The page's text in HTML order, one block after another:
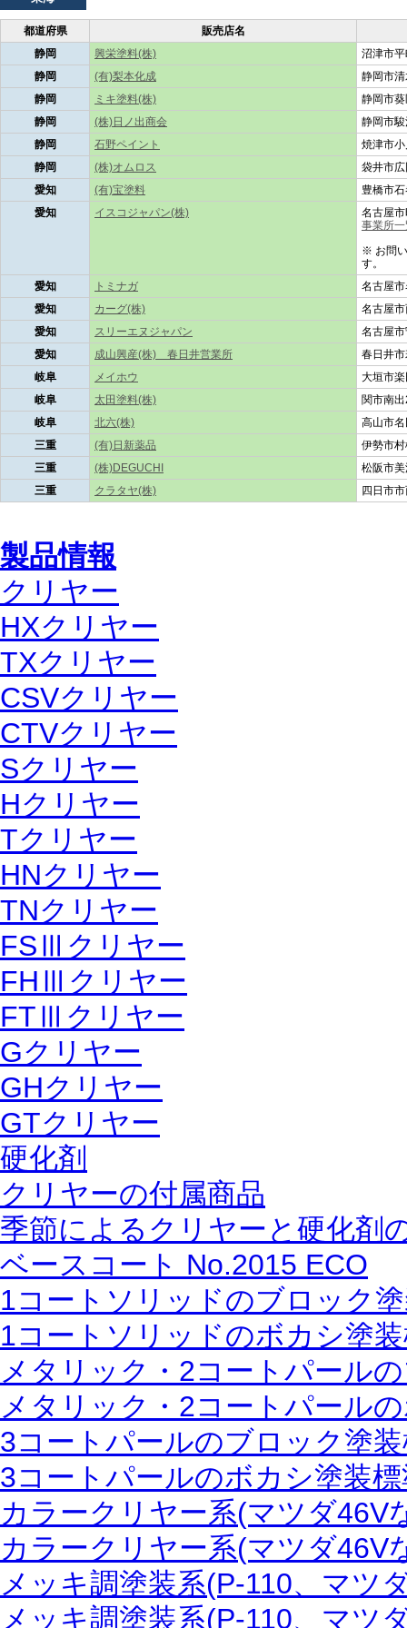
都道府県
販売店名
静岡
興栄塗料(株)
沼津市
静岡
(有)梨本化成
静岡市
静岡
ミキ塗料(株)
静岡市
静岡
(株)日ノ出商会
静岡市
静岡
石野ペイント
焼津市
静岡
(株)オムロス
袋井市
愛知
(有)宝塗料
豊橋市
愛知
イスコジャパン(株)
名古屋
事業所
※ お問
す。
愛知
トミナガ
名古屋
愛知
カーグ(株)
名古屋
愛知
スリーエヌジャパン
名古屋
愛知
成山興産(株) 春日井営業所
春日井
岐阜
メイホウ
大垣市
岐阜
太田塗料(株)
関市南
岐阜
北六(株)
高山市
三重
(有)日新薬品
伊勢市
三重
(株)DEGUCHI
松阪市
三重
クラタヤ(株) 四日市
製品情報
クリヤー
HXクリヤー
TXクリヤー
CSVクリヤー
CTVクリヤー
Sクリヤー
Hクリヤー
Tクリヤー
HNクリヤー
TNクリヤー
FSⅢクリヤー
FHⅢクリヤー
FTⅢクリヤー
Gクリヤー
GHクリヤー
GTクリヤー
硬化剤
クリヤーの付属商品
季節によるクリヤーと硬化剤
ベースコート No.2015 ECO
1コートソリッドのブロック
1コートソリッドのボカシ塗
メタリック・2コートパール
メタリック・2コートパール
3コートパールのブロック塗
3コートパールのボカシ塗装
カラークリヤー系(マツダ46V
カラークリヤー系(マツダ46V
メッキ調塗装系(P-110、マツ
メッキ調塗装系(P-110、マツ